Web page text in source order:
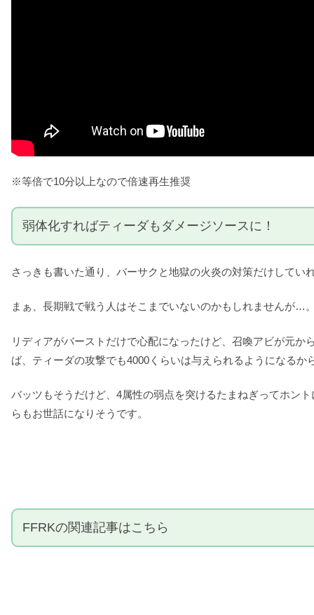
※等倍で10分以上なので倍速再生推奨
弱体化すればティーダもダメージソースに！
さっきも書いた通り、バーサクと地獄の火炎の対策だけしてい
まぁ、長期戦で戦う人はそこまでいないのかもしれませんが…
リディアがバーストだけで心配になったけど、召喚アビが元
ば、ティーダの攻撃でも4000くらいは与えられるようになるか
バッツもそうだけど、4属性の弱点を突けるたまねぎってホン
らもお世話になりそうです。
FFRKの関連記事はこちら